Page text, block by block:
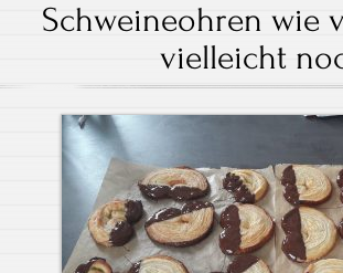
Schweineohren wie
vielleicht